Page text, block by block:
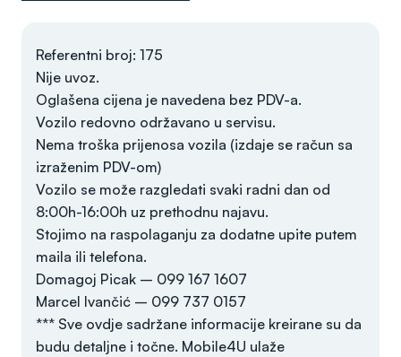
Referentni broj: 175
Nije uvoz.
Oglašena cijena je navedena bez PDV-a.
Vozilo redovno održavano u servisu.
Nema troška prijenosa vozila (izdaje se račun sa
izraženim PDV-om)
Vozilo se može razgledati svaki radni dan od
8:00h-16:00h uz prethodnu najavu.
Stojimo na raspolaganju za dodatne upite putem
maila ili telefona.
Domagoj Picak – 099 167 1607
Marcel Ivančić – 099 737 0157
*** Sve ovdje sadržane informacije kreirane su da
budu detaljne i točne. Mobile4U ulaže